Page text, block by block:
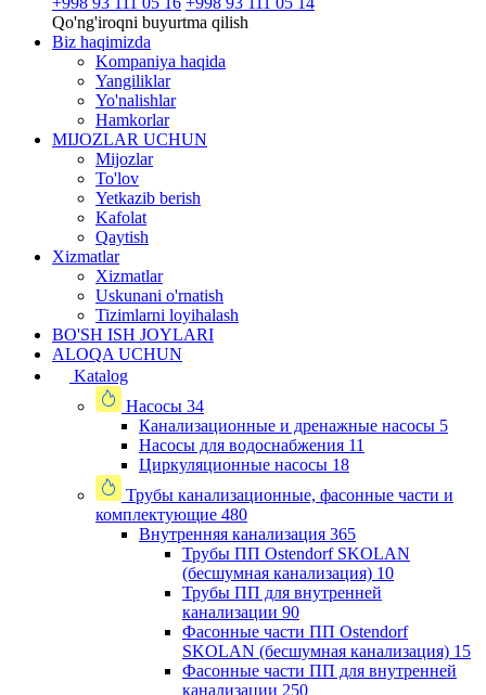
Qo'ng'iroqni buyurtma qilish
Biz haqimizda
Kompaniya haqida
Yangiliklar
Yo'nalishlar
Hamkorlar
MIJOZLAR UCHUN
Mijozlar
To'lov
Yetkazib berish
Kafolat
Qaytish
Xizmatlar
Xizmatlar
Uskunani o'rnatish
Tizimlarni loyihalash
BO'SH ISH JOYLARI
ALOQA UCHUN
Katalog
Насосы 34
Канализационные и дренажные насосы 5
Насосы для водоснабжения 11
Циркуляционные насосы 18
Трубы канализационные, фасонные части и
комплектующие 480
Внутренняя канализация 365
Трубы ПП Ostendorf SKOLAN
(бесшумная канализация) 10
Трубы ПП для внутренней
канализации 90
Фасонные части ПП Ostendorf
SKOLAN (бесшумная канализация) 15
Фасонные части ПП для внутренней
канализации 250